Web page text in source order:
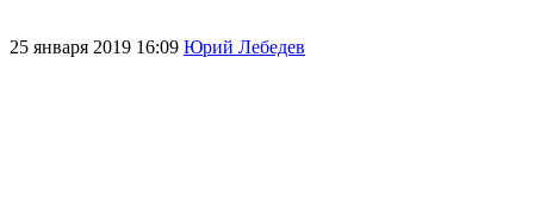
25 января 2019 16:09 Юрий Лебедев